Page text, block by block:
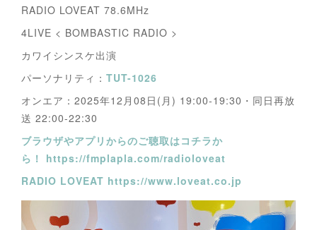
RADIO LOVEAT 78.6MHz
4LIVE < BOMBASTIC RADIO >
カワイシンスケ出演
パーソナリティ： TUT-1026
オンエア：2025年12月08日(月) 19:00-19:30・同日再放
送 22:00-22:30
ブラウザやアプリからのご聴取はコチラか
ら！ https://fmplapla.com/radioloveat
RADIO LOVEAT https://www.loveat.co.jp